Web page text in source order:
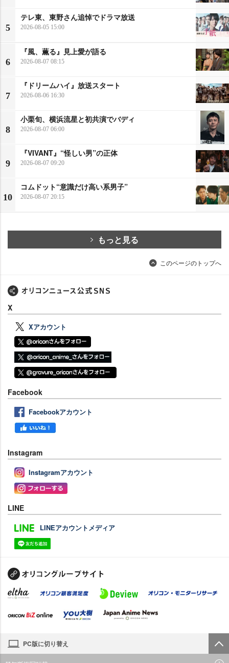
5
テレ東、東野さん追悼でドラマ放送
2026-08-05 15:00
6
『風、薫る』見上愛が語る
2026-08-07 08:15
7
『ドリームハイ』放送スタート
2026-08-06 16:30
8
小栗旬、横浜流星と初共演でバディ
2026-08-07 06:00
9
『VIVANT』“怪しい男”の正体
2026-08-07 09:20
10
コムドット“意識だけ高い系男子”
2026-08-07 20:15
もっと見る
このページのトップへ
X
Xアカウント
Facebook
Facebookアカウント
Instagram
Instagramアカウント
LINE
LINEアカウントメディア
PC版に切り替え